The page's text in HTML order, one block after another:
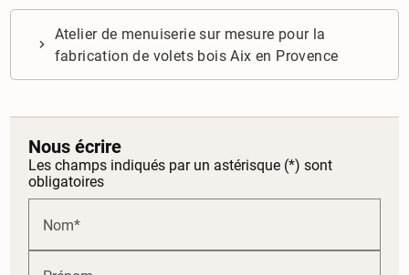
Atelier de menuiserie sur mesure pour la
fabrication de volets bois Aix en Provence
Nous écrire
Les champs indiqués par un astérisque (*) sont
obligatoires
Nom*